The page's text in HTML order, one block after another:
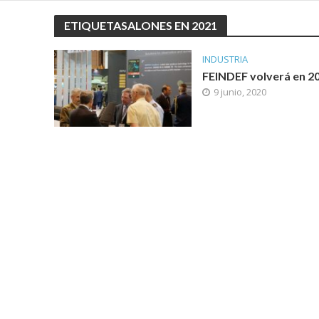
ETIQUETASALONES EN 2021
INDUSTRIA
FEINDEF volverá en
9 junio, 2020